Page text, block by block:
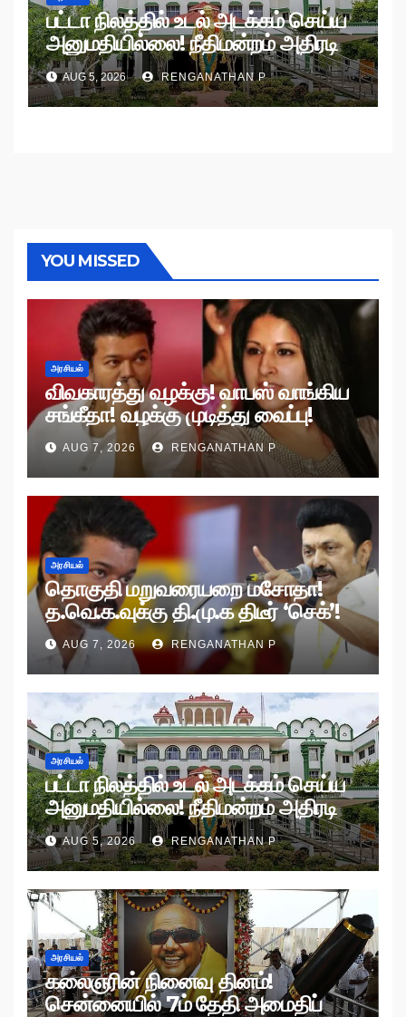
பட்டா நிலத்தில் உடல் அடக்கம் செய்ய
அனுமதியில்லை! நீதிமன்றம் அதிரடி
உத்தரவு!
AUG 5, 2026 RENGANATHAN P
YOU MISSED
அரசியல்
விவகாரத்து வழக்கு! வாபஸ் வாங்கிய
சங்கீதா! வழக்கு முடித்து வைப்பு!
AUG 7, 2026 RENGANATHAN P
அரசியல்
தொகுதி மறுவரையறை மசோதா!
த.வெ.க.வுக்கு தி.மு.க திடீர் ‘செக்’!
AUG 7, 2026 RENGANATHAN P
அரசியல்
பட்டா நிலத்தில் உடல் அடக்கம் செய்ய
அனுமதியில்லை! நீதிமன்றம் அதிரடி
உத்தரவு!
AUG 5, 2026 RENGANATHAN P
அரசியல்
கலைஞரின் நினைவு தினம்!
சென்னையில் 7ம் தேதி அமைதிப்